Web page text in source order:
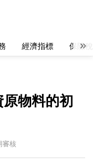
經濟指標 保險
物料的初
審核